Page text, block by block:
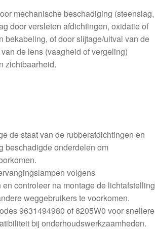
mechanische beschadiging (steenslag,
door versleten afdichtingen, oxidatie of
bekabeling, of door slijtage/uitval van de
de lens (vaagheid of vergeling)
zichtbaarheid.
de staat van de rubberafdichtingen en
beschadigde onderdelen om
volgens
controleer na montage de lichtafstelling
weggebruikers te voorkomen.
9631494980 of 6205W0 voor snellere
bij onderhoudswerkzaamheden.